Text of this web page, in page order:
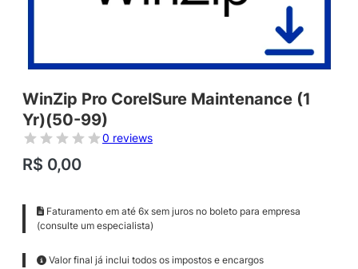
WinZip Pro CorelSure Maintenance (1
Yr)(50-99)
0 reviews
R$ 0,00
Faturamento em até 6x sem juros no boleto para empresa
(consulte um especialista)
Valor final já inclui todos os impostos e encargos